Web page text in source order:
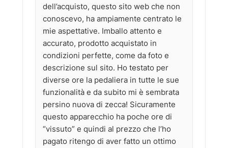
dell’acquisto, questo sito web che non
conoscevo, ha ampiamente centrato le
mie aspettative. Imballo attento e
accurato, prodotto acquistato in
condizioni perfette, come da foto e
descrizione sul sito. Ho testato per
diverse ore la pedaliera in tutte le sue
funzionalità e da subito mi è sembrata
persino nuova di zecca! Sicuramente
questo apparecchio ha poche ore di
“vissuto” e quindi al prezzo che l’ho
pagato ritengo di aver fatto un ottimo